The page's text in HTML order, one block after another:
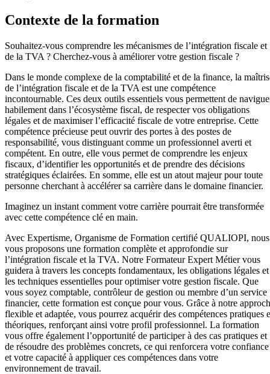
Contexte de la formation
Souhaitez-vous comprendre les mécanismes de l’intégration fiscale et
de la TVA ? Cherchez-vous à améliorer votre gestion fiscale ?
Dans le monde complexe de la comptabilité et de la finance, la
de l’intégration fiscale et de la TVA est une compétence
incontournable. Ces deux outils essentiels vous permettent de
habilement dans l’écosystème fiscal, de respecter vos obligations
légales et de maximiser l’efficacité fiscale de votre entreprise. Cette
compétence précieuse peut ouvrir des portes à des postes de
responsabilité, vous distinguant comme un professionnel averti et
compétent. En outre, elle vous permet de comprendre les enjeux
fiscaux, d’identifier les opportunités et de prendre des décisions
stratégiques éclairées. En somme, elle est un atout majeur pour toute
personne cherchant à accélérer sa carrière dans le domaine financier.
Imaginez un instant comment votre carrière pourrait être transformée
avec cette compétence clé en main.
Avec Expertisme, Organisme de Formation certifié QUALIOPI, nous
vous proposons une formation complète et approfondie sur
l’intégration fiscale et la TVA. Notre Formateur Expert Métier vous
guidera à travers les concepts fondamentaux, les obligations légales et
les techniques essentielles pour optimiser votre gestion fiscale. Que
vous soyez comptable, contrôleur de gestion ou membre d’un service
financier, cette formation est conçue pour vous. Grâce à notre
flexible et adaptée, vous pourrez acquérir des compétences pratiques
théoriques, renforçant ainsi votre profil professionnel. La formation
vous offre également l’opportunité de participer à des cas pratiques et
de résoudre des problèmes concrets, ce qui renforcera votre confiance
et votre capacité à appliquer ces compétences dans votre
environnement de travail.